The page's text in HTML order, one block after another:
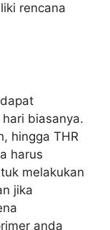
rencana
biasanya.
hingga THR
harus
melakukan
jika
anda